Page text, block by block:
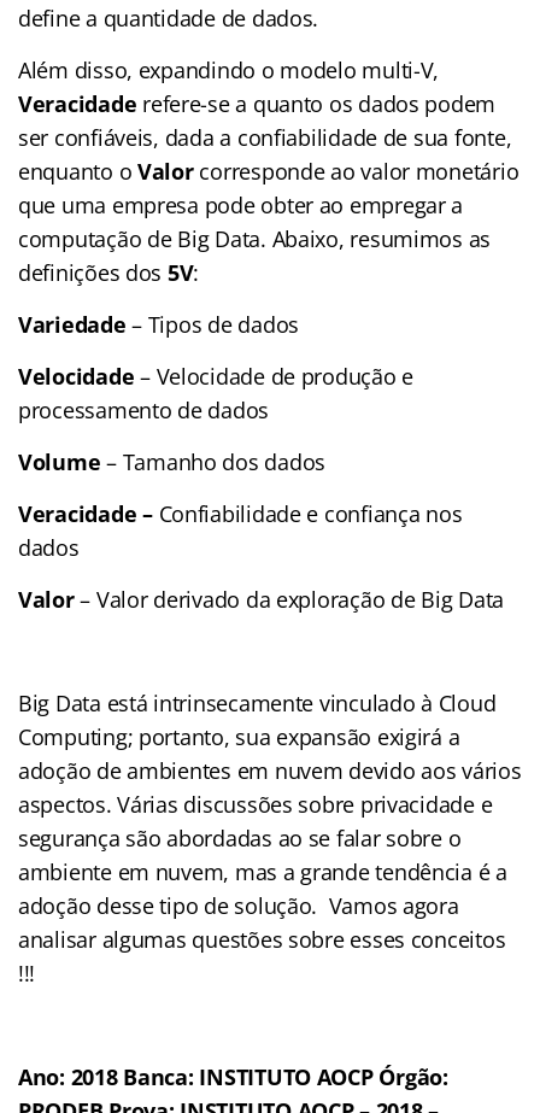
define a quantidade de dados.
Além disso, expandindo o modelo multi-V,
Veracidade refere-se a quanto os dados podem
ser confiáveis, dada a confiabilidade de sua fonte,
enquanto oValorcorresponde ao valor monetário
que uma empresa pode obter ao empregar a
computação de Big Data. Abaixo, resumimos as
definições dos 5V:
Variedade – Tipos de dados
Velocidade – Velocidade de produção e
processamento de dados
Volume – Tamanho dos dados
Veracidade – Confiabilidade e confiança nos
dados
Valor– Valor derivado da exploração de Big Data
Big Data está intrinsecamente vinculado à Cloud
Computing; portanto, sua expansão exigirá a
adoção de ambientes em nuvem devido aos vários
aspectos. Várias discussões sobre privacidade e
segurança são abordadas ao se falar sobre o
ambiente em nuvem, mas a grande tendência é a
adoção desse tipo de solução. Vamos agora
analisar algumas questões sobre esses conceitos
!!!
Ano: 2018 Banca: INSTITUTO AOCP Órgão: